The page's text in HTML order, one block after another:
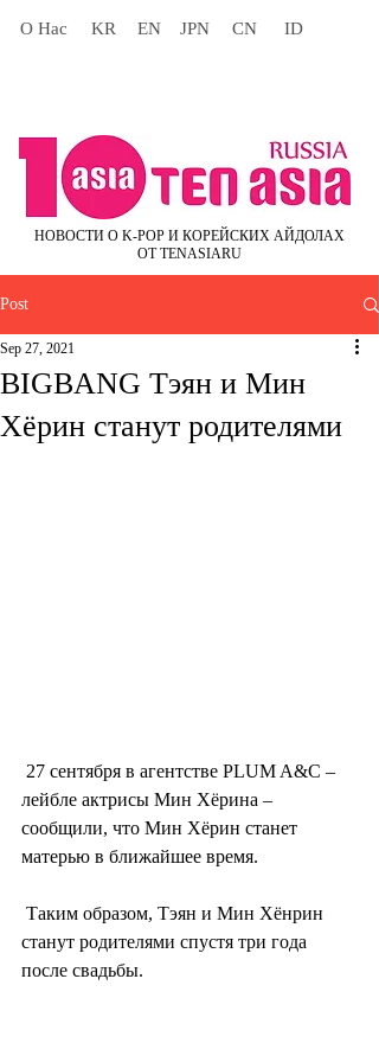
О Нас KR EN JPN CN ID
НОВОСТИ О K-POP И КОРЕЙСКИХ АЙДОЛАХ
ОТ TENASIARU
Post
BIGBANG Тэян и Мин
Хёрин станут родителями
Sep 27, 2021
лейбле актрисы Мин Хёрина –
сообщили, что Мин Хёрин станет
матерью в ближайшее время.
станут родителями спустя три года
после свадьбы.